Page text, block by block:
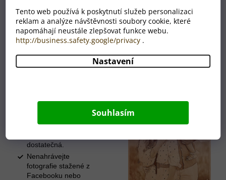
Tento web používá k poskytnutí služeb personalizaci
reklam a analýze návštěvnosti soubory cookie, které
napomáhají neustále zlepšovat funkce webu.
http://business.safety.google/privacy .
Nastavení
Souhlasím
ČASTÉ OMYLY
Občas se nám stane, že
nám zákazníci přiloží
fotku poněkud kreativně.
Vyvarujte se prosím
následujících neduhů.
gravírovat. Bohužel
dostatečná.
Nenahrávejte
fotografie stažené z
Facebooku nebo